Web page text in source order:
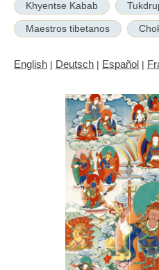
Khyentse Kabab
Maestros tibetanos
English | Deutsch | Español |